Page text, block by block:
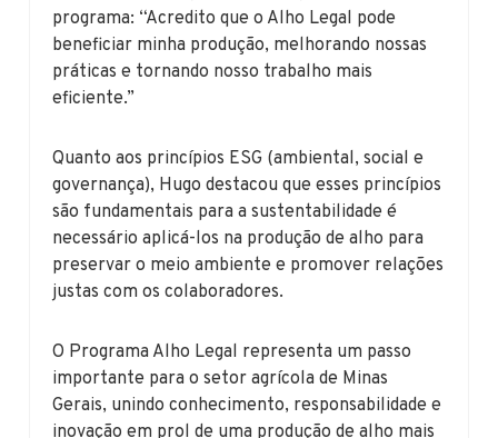
programa: “Acredito que o Alho Legal pode
beneficiar minha produção, melhorando nossas
práticas e tornando nosso trabalho mais
eficiente.”
Quanto aos princípios ESG (ambiental, social e
governança), Hugo destacou que esses princípios
são fundamentais para a sustentabilidade é
necessário aplicá-los na produção de alho para
preservar o meio ambiente e promover relações
justas com os colaboradores.
O Programa Alho Legal representa um passo
importante para o setor agrícola de Minas
Gerais, unindo conhecimento, responsabilidade e
inovação em prol de uma produção de alho mais